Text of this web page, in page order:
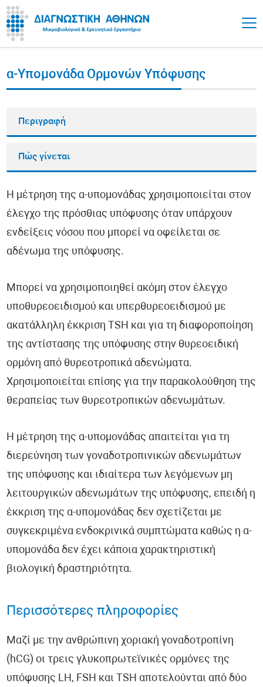
α-Υπομονάδα Ορμονών Υπόφυσης
Περιγραφή
Πώς γίνεται
Η μέτρηση της α-υπομονάδας χρησιμοποιείται στον
έλεγχο της πρόσθιας υπόφυσης όταν υπάρχουν
ενδείξεις νόσου που μπορεί να οφείλεται σε
αδένωμα της υπόφυσης.
Μπορεί να χρησιμοποιηθεί ακόμη στον έλεγχο
υποθυρεοειδισμού και υπερθυρεοειδισμού με
ακατάλληλη έκκριση TSH και για τη διαφοροποίηση
της αντίστασης της υπόφυσης στην θυρεοειδική
ορμόνη από θυρεοτροπικά αδενώματα.
Χρησιμοποιείται επίσης για την παρακολούθηση της
θεραπείας των θυρεοτροπικών αδενωμάτων.
Η μέτρηση της α-υπομονάδας απαιτείται για τη
διερεύνηση των γοναδοτροπινικών αδενωμάτων
της υπόφυσης και ιδιαίτερα των λεγόμενων μη
λειτουργικών αδενωμάτων της υπόφυσης, επειδή η
έκκριση της α-υπομονάδας δεν σχετίζεται με
συγκεκριμένα ενδοκρινικά συμπτώματα καθώς η α-
υπομονάδα δεν έχει κάποια χαρακτηριστική
βιολογική δραστηριότητα.
Περισσότερες πληροφορίες
Μαζί με την ανθρώπινη χοριακή γοναδοτροπίνη
(hCG) οι τρεις γλυκοπρωτεϊνικές ορμόνες της
υπόφυσης LH, FSH και TSH αποτελούνται από δύο